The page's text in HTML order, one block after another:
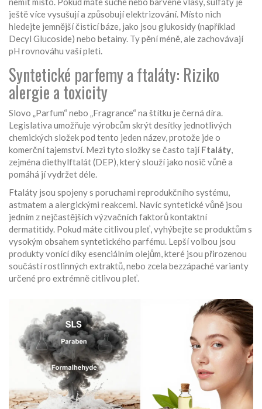
ještě více vysušují a způsobují elektrizování. Místo nich
hledejte jemnější čisticí báze, jako jsou glukosidy (například
Decyl Glucoside) nebo betainy. Ty pění méně, ale zachovávají
pH rovnováhu vaší pleti.
Syntetické parfemy a ftaláty: Riziko
alergie a toxicity
Slovo „Parfum“ nebo „Fragrance“ na štítku je černá díra.
Legislativa umožňuje výrobcům skrýt desítky jednotlivých
chemických složek pod tento jeden název, protože jde o
komerční tajemství. Mezi tyto složky se často tajíFtaláty,
zejména diethylftalát (DEP), který slouží jako nosič vůně a
pomáhá jí vydržet déle.
Ftaláty jsou spojeny s poruchami reprodukčního systému,
astmatem a alergickými reakcemi. Navíc syntetické vůně jsou
jedním z nejčastějších výzvačních faktorů kontaktní
dermatitidy. Pokud máte citlivou pleť, vyhýbejte se produktům s
vysokým obsahem syntetického parfému. Lepší volbou jsou
produkty vonící díky esenciálním olejům, které jsou přirozenou
součástí rostlinných extraktů, nebo zcela bezzápaché varianty
určené pro extrémně citlivou pleť.